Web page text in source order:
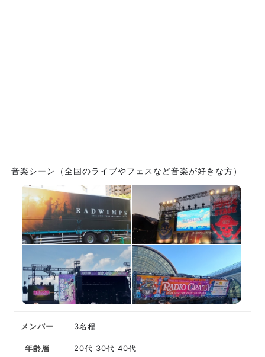
音楽シーン（全国のライブやフェスなど音楽が好きな方）
メンバー 3名程
年齢層 20代 30代 40代